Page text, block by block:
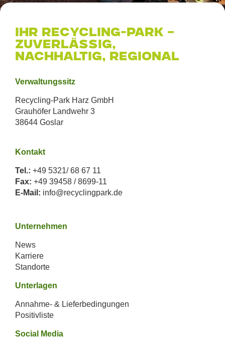
Ihr Recycling-Park –
zuverlässig,
nachhaltig, regional
Verwaltungssitz
Recycling-Park Harz GmbH
Grauhöfer Landwehr 3
38644 Goslar
Kontakt
Tel.: +49 5321/ 68 67 11
Fax: +49 39458 / 8699-11
E-Mail: info@recyclingpark.de
Unternehmen
News
Karriere
Standorte
Unterlagen
Annahme- & Lieferbedingungen
Positivliste
Social Media